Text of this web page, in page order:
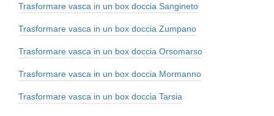
Trasformare vasca in un box doccia Sangineto
Trasformare vasca in un box doccia Zumpano
Trasformare vasca in un box doccia Orsomarso
Trasformare vasca in un box doccia Mormanno
Trasformare vasca in un box doccia Tarsia